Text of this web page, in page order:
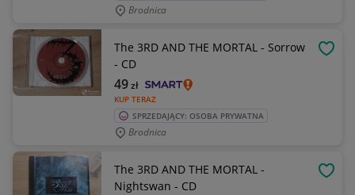
Brodnica
The 3RD AND THE MORTAL - Sorrow
- CD
KUP TERAZ
49zł
SPRZEDAJĄCY: OSOBA PRYWATNA
Brodnica
The 3RD AND THE MORTAL -
Nightswan - CD